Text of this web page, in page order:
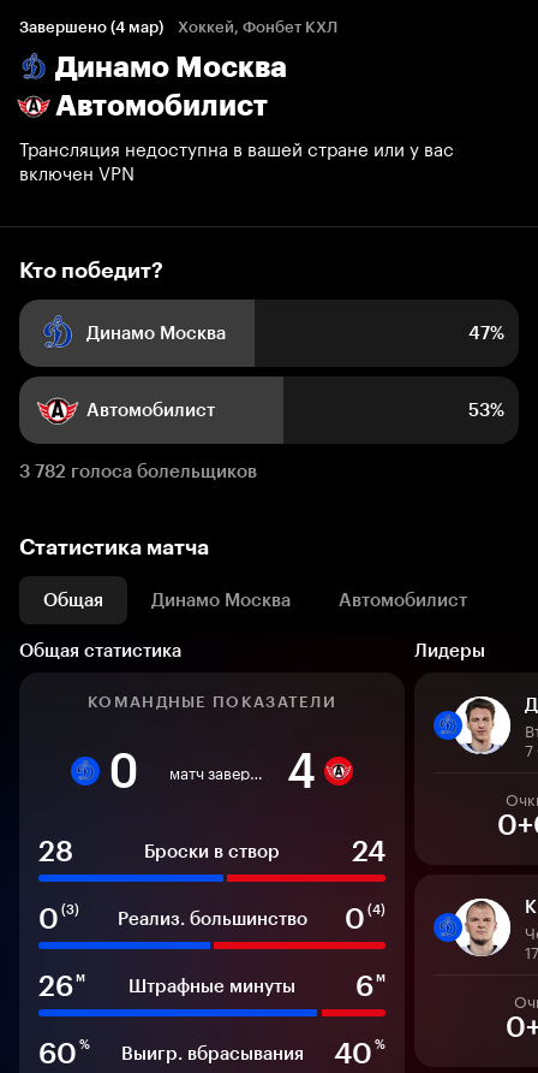
Завершено (4 мар) Хоккей, Фонбет КХЛ
Динамо Москва
Автомобилист
Трансляция недоступна в вашей стране или у вас
включен VPN
47%
Кто победит?
Динамо Москва 47%
Автомобилист 53%
3 782 голоса болельщиков
Статистика матча
Общая Динамо Москва Автомобилист
Общая статистика Лидеры
КОМАНДНЫЕ ПОКАЗАТЕЛИ
0 матч завершен 4
28 Броски в створ
24
0 (3) Реализ. большинство 0 (4)
26м Штрафные минуты 6м
60 % Выигр. вбрасывания 40 %
7